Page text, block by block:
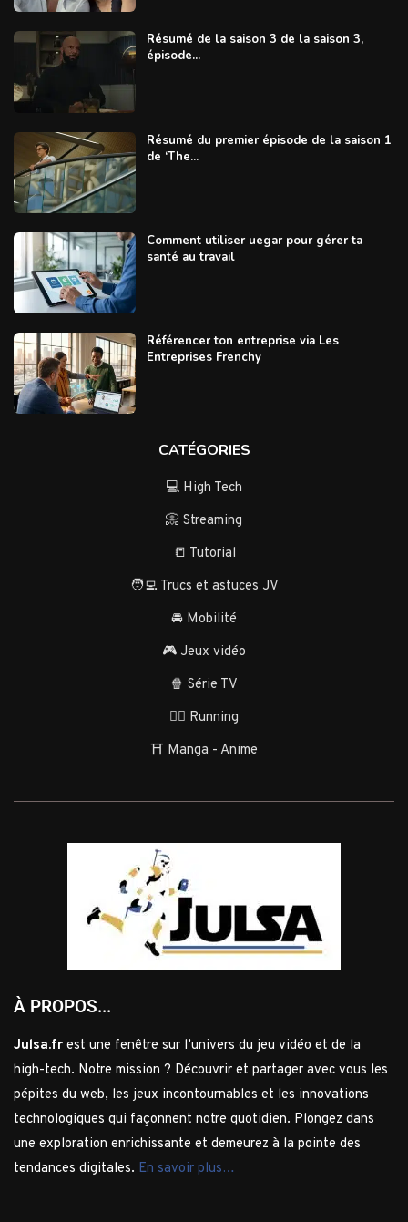
Résumé de la saison 3 de la saison 3,
épisode...
Résumé du premier épisode de la saison 1
de ‘The...
Comment utiliser uegar pour gérer ta
santé au travail
Référencer ton entreprise via Les
Entreprises Frenchy
CATÉGORIES
💻 High Tech
📀 Streaming
📒 Tutorial
🧑‍💻 Trucs et astuces JV
🚘 Mobilité
🎮 Jeux vidéo
🍿 Série TV
🏃‍♂️ Running
⛩️ Manga - Anime
À PROPOS...
Julsa.fr est une fenêtre sur l’univers du jeu vidéo et de la
high-tech. Notre mission ? Découvrir et partager avec vous les
pépites du web, les jeux incontournables et les innovations
technologiques qui façonnent notre quotidien. Plongez dans
une exploration enrichissante et demeurez à la pointe des
tendances digitales. En savoir plus…